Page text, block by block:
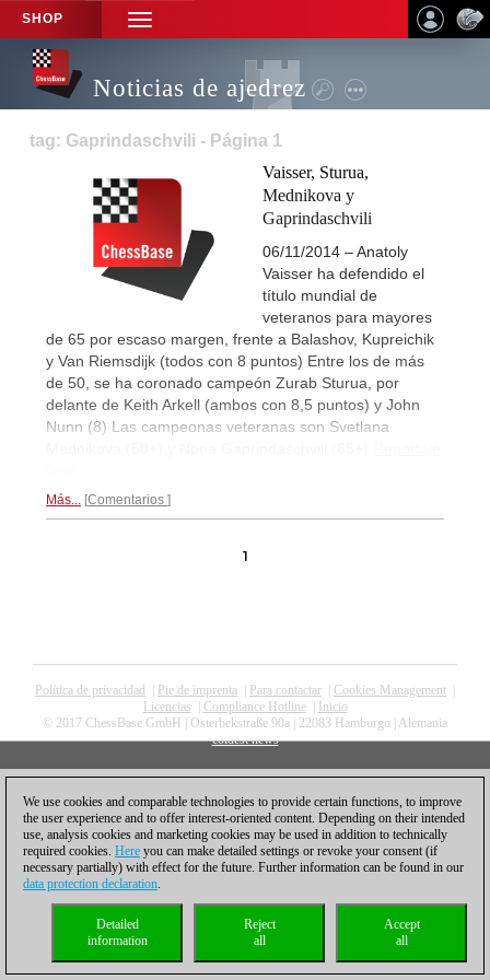
SHOP
TOGGLE
NAVIGATION
Noticias de ajedrez
tag: Gaprindaschvili - Página 1
Vaisser, Sturua,
Mednikova y
Gaprindaschvili
06/11/2014 – Anatoly
Vaisser ha defendido el
título mundial de
veteranos para mayores
de 65 por escaso margen, frente a Balashov, Kupreichik
y Van Riemsdijk (todos con 8 puntos) Entre los de más
de 50, se ha coronado campeón Zurab Sturua, por
delante de Keith Arkell (ambos con 8,5 puntos) y John
Nunn (8) Las campeonas veteranas son Svetlana
Más... Comentarios
1
Política de privacidad Pie de imprenta Para contactar Cookies Management
Licencias
Compliance Hotline|
Inicio
© 2017 ChessBase GmbH | Osterbekstraße 90a | 22083 Hamburgo | Alemania
coldest news
We use cookies and comparable technologies to provide certain functions, to improve
the user experience and to offer interest-oriented content. Depending on their intended
use, analysis cookies and marketing cookies may be used in addition to technically
required cookies. Here you can make detailed settings or revoke your consent (if
necessary partially) with effect for the future. Further information can be found in our
data protection declaration.
Accept
all
Reject
all
Detailed
information